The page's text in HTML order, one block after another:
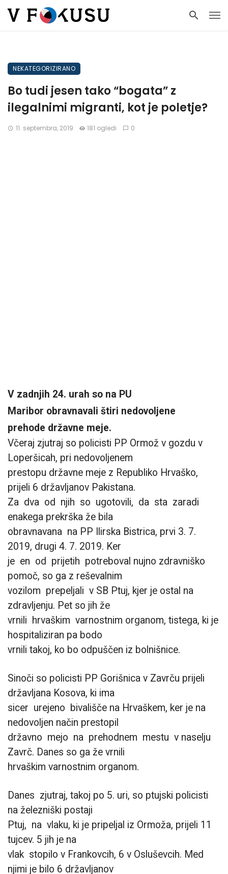
NEKATEGORIZIRANO
Bo tudi jesen tako “bogata” z
ilegalnimi migranti, kot je poletje?
11. septembra, 2019 181 ogledi 0
V zadnjih 24. urah so na PU
Maribor obravnavali štiri nedovoljene
prehode državne meje.
Včeraj zjutraj so policisti PP Ormož v gozdu v
Loperšicah, pri nedovoljenem
prestopu državne meje z Republiko Hrvaško,
prijeli 6 državljanov Pakistana.
Za dva od njih so ugotovili, da sta zaradi
enakega prekrška že bila
obravnavana na PP Ilirska Bistrica, prvi 3. 7.
2019, drugi 4. 7. 2019. Ker
je en od prijetih potreboval nujno zdravniško
pomoč, so ga z reševalnim
vozilom prepeljali v SB Ptuj, kjer je ostal na
zdravljenju. Pet so jih že
vrnili hrvaškim varnostnim organom, tistega, ki je
hospitaliziran pa bodo
vrnili takoj, ko bo odpuščen iz bolnišnice.
Sinoči so policisti PP Gorišnica v Zavrču prijeli
državljana Kosova, ki ima
sicer urejeno bivališče na Hrvaškem, ker je na
nedovoljen način prestopil
državno mejo na prehodnem mestu v naselju
Zavrč. Danes so ga že vrnili
hrvaškim varnostnim organom.
Danes zjutraj, takoj po 5. uri, so ptujski policisti
na železniški postaji
Ptuj, na vlaku, ki je pripeljal iz Ormoža, prijeli 11
tujcev. 5 jih je na
vlak stopilo v Frankovcih, 6 v Osluševcih. Med
njimi je bilo 6 državljanov